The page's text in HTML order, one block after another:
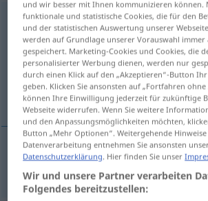
hochheben
Übersicht aller Übersetzungen
(Für mehr Details die Übersetzung
levantar
levantar hochheben
und wir besser mit Ihnen kommunizieren können.
funktionale und statistische Cookies, die für den
und der statistischen Auswertung unserer
werden auf Grundlage unserer Vorauswahl
gespeichert. Marketing-Cookies und Cookies, die
personalisierter Werbung dienen, werden nur
durch einen Klick auf den „Akzeptieren“-Button
geben. Klicken Sie ansonsten auf „Fortfahren ohne
können Ihre Einwilligung jederzeit für zukünftige
Webseite widerrufen. Wenn Sie weitere
und den Anpassungsmöglichkeiten möchten,
Button „Mehr Optionen“. Weitergehende
Datenverarbeitung entnehmen Sie ansonsten
Datenschutzerklärung. Hier finden Sie unser
Wir und unsere Partner verarbeiten
Folgendes bereitzustellen: